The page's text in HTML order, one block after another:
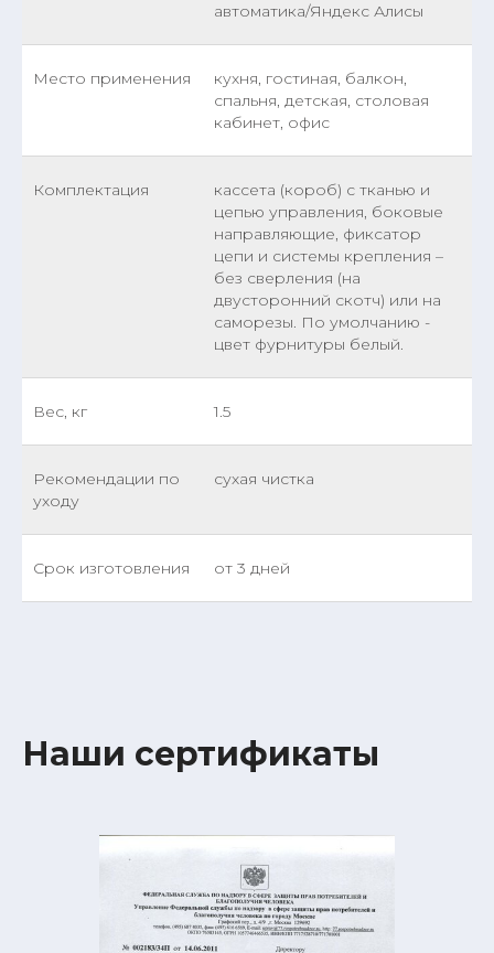
автоматика/Яндекс Алисы
Место применения
кухня, гостиная, балкон,
спальня, детская, столовая
кабинет, офис
Комплектация
кассета (короб) с тканью и
цепью управления, боковые
направляющие, фиксатор
цепи и системы крепления –
без сверления (на
двусторонний скотч) или на
саморезы. По умолчанию -
цвет фурнитуры белый.
Вес, кг 1.5
Рекомендации по
уходу
сухая чистка
Срок изготовления от 3 дней
Наши сертификаты